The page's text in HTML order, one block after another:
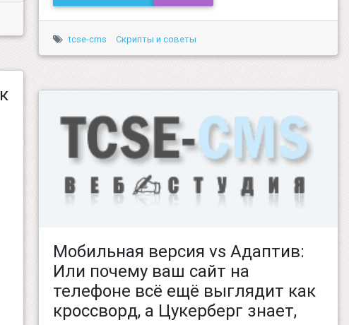
tcse-cms Скрипты и советы
Мобильная версия vs Адаптив:
Или почему ваш сайт на
телефоне всё ещё выглядит как
кроссворд, а Цукерберг знает,